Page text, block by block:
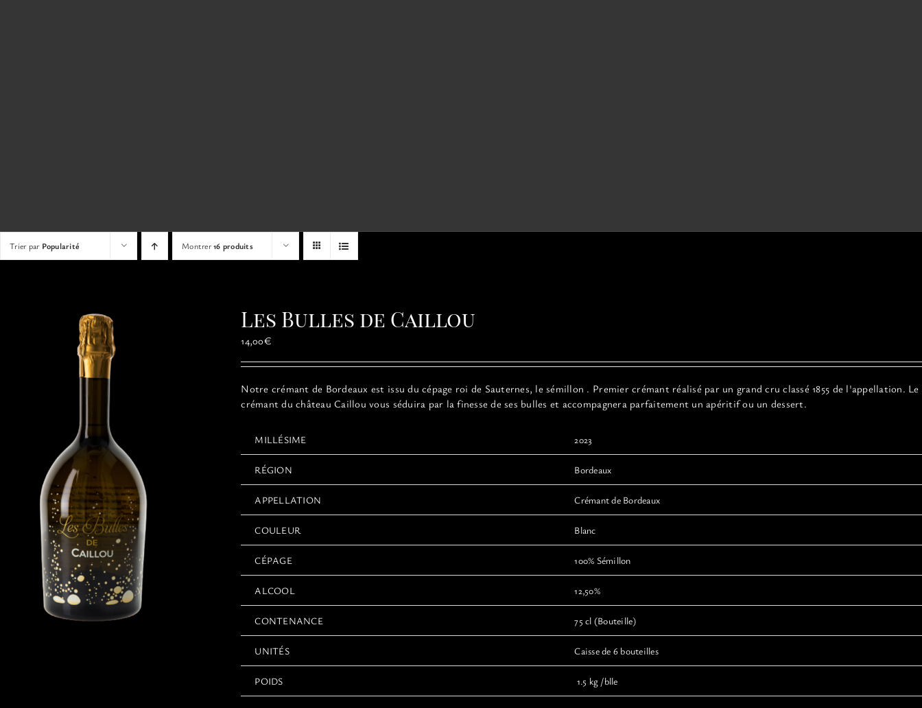
Trier par Popularité Montrer16 produits
Les Bulles de Caillou
14,00€
Notre crémant de Bordeaux est issu du cépage roi de Sauternes, le sémillon . Premier crémant réalisé par un grand cru classé 1855 de l'appellation. Le
crémant du château Caillou vous séduira par la finesse de ses bulles et accompagnera parfaitement un apéritif ou un dessert.
MILLÉSIME 2023
RÉGION Bordeaux
APPELLATION Crémant de Bordeaux
COULEUR Blanc
CÉPAGE 100% Sémillon
ALCOOL 12,50%
CONTENANCE 75 cl (Bouteille)
UNITÉS Caisse de 6 bouteilles
POIDS 1.5 kg /blle